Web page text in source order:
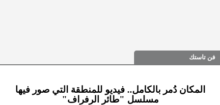
فن تاستك
المكان دُمر بالكامل.. فيديو للمنطقة التي صور فيها
مسلسل "طائر الرفراف"